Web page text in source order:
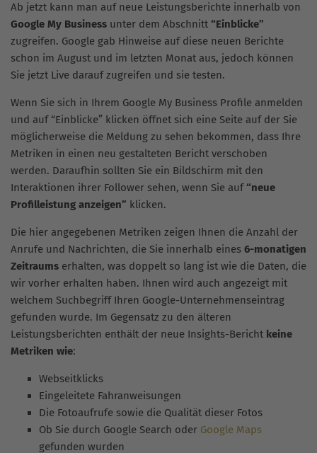
Ab jetzt kann man auf neue Leistungsberichte innerhalb von
Google My Business unter dem Abschnitt “Einblicke”
zugreifen. Google gab Hinweise auf diese neuen Berichte
schon im August und im letzten Monat aus, jedoch können
Sie jetzt Live darauf zugreifen und sie testen.
Wenn Sie sich in Ihrem Google My Business Profile anmelden
und auf “Einblicke” klicken öffnet sich eine Seite auf der Sie
möglicherweise die Meldung zu sehen bekommen, dass Ihre
Metriken in einen neu gestalteten Bericht verschoben
werden. Daraufhin sollten Sie ein Bildschirm mit den
Interaktionen ihrer Follower sehen, wenn Sie auf“neue
Profilleistung anzeigen” klicken.
Die hier angegebenen Metriken zeigen Ihnen die Anzahl der
Anrufe und Nachrichten, die Sie innerhalb eines 6-monatigen
Zeitraums erhalten, was doppelt so lang ist wie die Daten, die
wir vorher erhalten haben. Ihnen wird auch angezeigt mit
welchem Suchbegriff Ihren Google-Unternehmenseintrag
gefunden wurde. Im Gegensatz zu den älteren
Leistungsberichten enthält der neue Insights-Bericht keine
Metriken wie:
Webseitklicks
Eingeleitete Fahranweisungen
Die Fotoaufrufe sowie die Qualität dieser Fotos
Ob Sie durch Google Search oder Google Maps
gefunden wurden